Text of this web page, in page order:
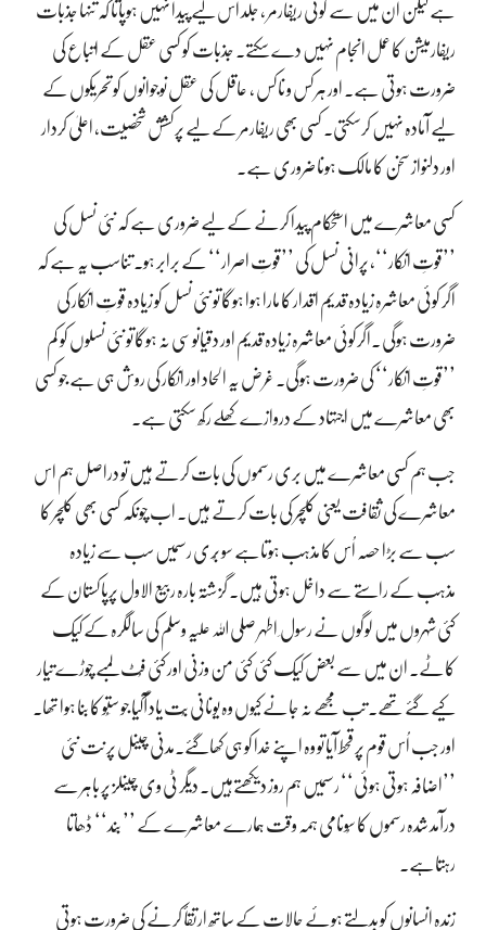
ہے لیکن ان میں سے کوئی ریفارمر ، جلد اس لیے پیدا نہیں ہوپاتا کہ تنہا جذبات
ریفارمیشن کا عمل انجام نہیں دے سکتے۔ جذبات کو کسی عقل کے اتباع کی
ضرورت ہوتی ہے۔ اور ہرکس و ناکس ، عاقل کی عقل نوجوانوں کو تحریکوں کے
لیے آمادہ نہیں کرسکتی۔ کسی بھی ریفارمر کے لیے پرکشش شخصیت، اعلیٰ کردار
اور دلنواز سخن کا مالک ہونا ضروری ہے۔
کسی معاشرے میں استحکام پیدا کرنے کے لیے ضروری ہے کہ نئی نسل کی
’’قوتِ انکار‘‘، پرانی نسل کی ’’قوتِ اصرار‘‘ کے برابر ہو۔ تناسب یہ ہے کہ
اگر کوئی معاشرہ زیادہ قدیم اقدار کا مارا ہوا ہوگا تو نئی نسل کو زیادہ قوتِ انکار کی
ضرورت ہوگی ۔اگرکوئی معاشرہ زیادہ قدیم اور دقیانوسی نہ ہوگا تو نئی نسلوں کو کم
’’قوتِ انکار‘‘ کی ضرورت ہوگی۔ غرض یہ الحاد اور انکار کی روش ہی ہے جو کسی
بھی معاشرے میں اجتہاد کے دروازے کھلے رکھ سکتی ہے۔
جب ہم کسی معاشرے میں بری رسموں کی بات کرتے ہیں تو دراصل ہم اس
معاشرے کی ثقافت یعنی کلچر کی بات کرتے ہیں۔ اب چونکہ کسی بھی کلچر کا
سب سے بڑا حصہ اُس کا مذہب ہوتاہے سو بُری رسمیں سب سے زیادہ
مذہب کے راستے سے داخل ہوتی ہیں۔ گزشتہ بارہ ربیع الاول پرپاکستان کے
کئی شہروں میں لوگوں نے رسول ِ اطہر صلی اللہ علیہ وسلم کی سالگرہ کے کیک
کاٹے۔ ان میں سے بعض کیک کئی کئی من وزنی اور کئی فُٹ لمبے چوڑے تیار
کیے گئے تھے۔ تب مجھے نہ جانے کیوں وہ یونانی بُت یاد آگیا جو سَتُو کا بنا ہوا تھا۔
اور جب اُس قوم پر قحط آیا تو وہ اپنے خدا کو ہی کھاگئے۔مدنی چینل پر نت نئی
’’اضافہ ہوتی ہوئی‘‘ رسمیں ہم روز دیکھتےہیں۔ دیگر ٹی وی چینلز پر باہر سے
درآمد شدہ رسموں کا سُونامی ہمہ وقت ہمارے معاشرے کے ’’ بَند‘‘ ڈھاتا
رہتاہے۔
زندہ انسانوں کو بدلتے ہوئے حالات کے ساتھ ارتقأ کرنے کی ضرورت ہوتی